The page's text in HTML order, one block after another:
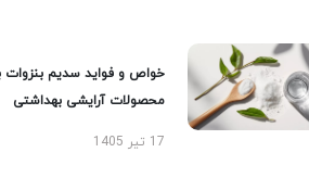
خواص و فواید سدیم بنزوات
محصولات آرایشی بهداشتی
17 تیر 1405